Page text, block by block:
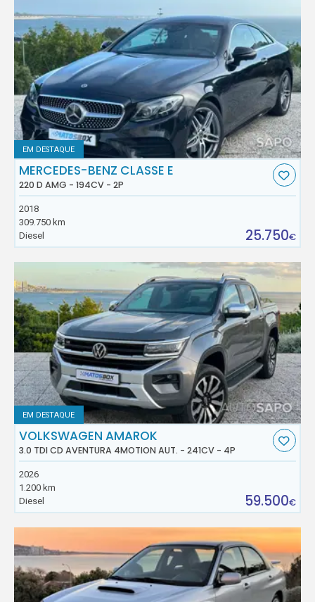
EM DESTAQUE
MERCEDES-BENZ CLASSE E
220 D AMG - 194CV - 2P
2018
309.750 km
Diesel
25.750€
EM DESTAQUE
VOLKSWAGEN AMAROK
3.0 TDI CD AVENTURA 4MOTION AUT. - 241CV - 4P
2026
1.200 km
Diesel
59.500€